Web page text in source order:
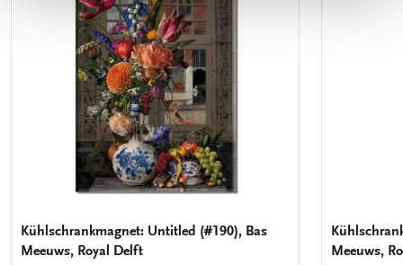
Kühlschrankmagnet: Untitled (#190), Bas
Meeuws, Royal Delft
Meeuws,